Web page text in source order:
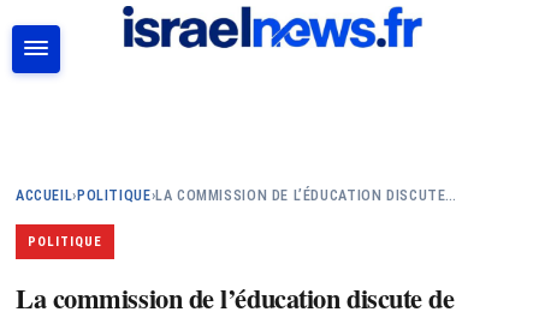
ACCUEIL› POLITIQUE›LA COMMISSION DE L’ÉDUCATION DISCUTE…
POLITIQUE
La commission de l’éducation discute de